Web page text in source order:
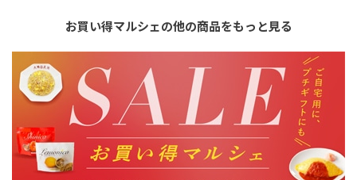
お買い得マルシェの他の商品をもっと見る